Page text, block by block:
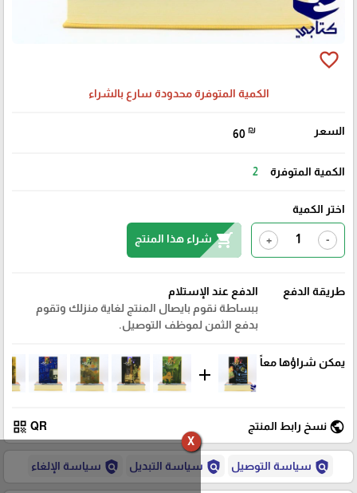
X
favorite_border
الكمية المتوفرة محدودة سارع بالشراء
السعر 60 ₪
الكمية المتوفرة 2
اختر الكمية
-
+
shopping_cart شراء هذا المنتج
طريقة الدفع
الدفع عند الإستلام
ببساطة نقوم بايصال المنتج لغاية منزلك وتقوم
بدفع الثمن لموظف التوصيل.
يمكن شراؤها معاً
add
public نسخ رابط المنتج QR
qr_code
policy سياسة التوصيل policy سياسة التبديل policy سياسة الإلغاء